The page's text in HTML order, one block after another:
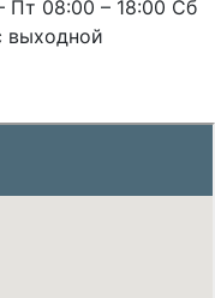
Пт 08:00 – 18:00 Сб
выходной